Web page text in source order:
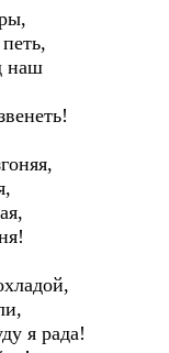
наш
я рада!